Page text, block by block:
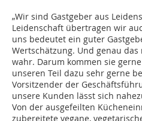
„Wir sind Gastgeber aus
Leidenschaft übertragen wir
uns bedeutet ein guter
Wertschätzung. Und genau
wahr. Darum kommen sie
unseren Teil dazu sehr gerne
Vorsitzender der
unsere Kunden lässt sich
Von der ausgefeilten
zubereitete vegane,